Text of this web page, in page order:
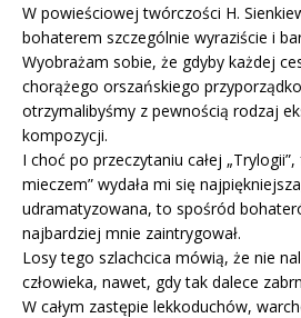
W powieściowej twórczości H.
bohaterem szczególnie wyraziście i
Wyobrażam sobie, że gdyby każdej
chorążego orszańskiego
otrzymalibyśmy z pewnością rodzaj
kompozycji.
I choć po przeczytaniu całej „Trylogii”,
mieczem” wydała mi się
udramatyzowana, to spośród
najbardziej mnie zaintrygował.
Losy tego szlachcica mówią, że nie
człowieka, nawet, gdy tak dalece
W całym zastępie lekkoduchów,